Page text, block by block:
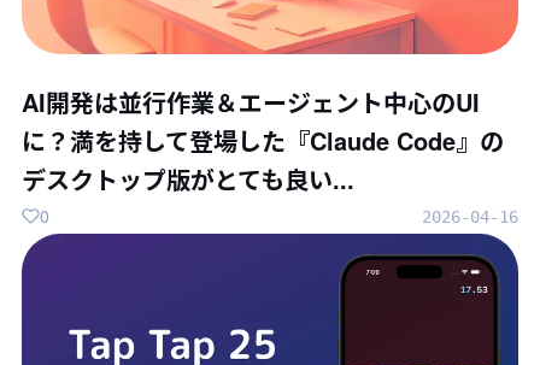
AI開発は並行作業＆エージェント中心のUI
に？満を持して登場した『Claude Code』の
デスクトップ版がとても良い...
2026-04-16
0